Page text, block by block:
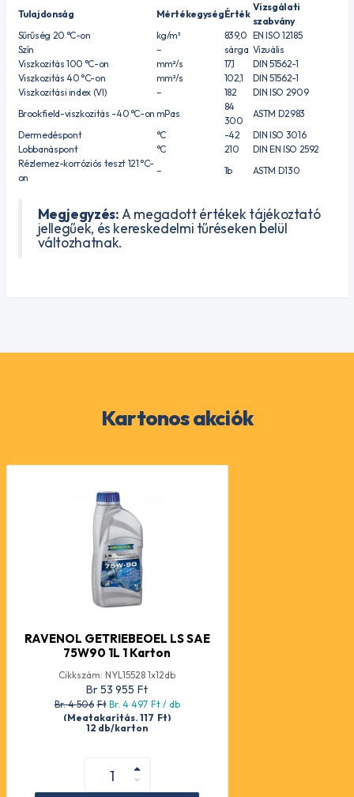
Tulajdonság MértékegységÉrték
Vizsgálati
szabvány
Sűrűség 20 °C-on
kg/m³ 839,0 EN ISO 12185
Szín
– sárga Vizuális
Viszkozitás 100 °C-on
mm²/s 17,1
DIN 51562-1
Viszkozitás 40 °C-on
mm²/s 102,1
DIN 51562-1
Viszkozitási index (VI)
– 182
DIN ISO 2909
Brookfield-viszkozitás -40 °C-on mPa·s
84
300
ASTM D2983
Dermedéspont
°C -42
DIN ISO 3016
Lobbanáspont
°C 210
DIN EN ISO 2592
Rézlemez-korróziós teszt 121 °C-
on
– 1b ASTM D130
Megjegyzés:A megadott értékek tájékoztató
jellegűek, és kereskedelmi tűréseken belül
változhatnak.
Kartonos akciók
RAVENOL GETRIEBEOEL LS SAE
75W90 1L 1 Karton
Cikkszám: NYL15528 1x12db
Br 53 955 Ft
Br. 4 506 Ft Br. 4 497 Ft/ db
(Megtakarítás. 117 Ft)
12 db/karton